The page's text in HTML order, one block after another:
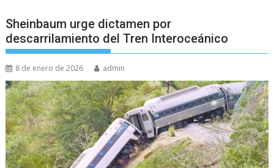
Sheinbaum urge dictamen por
descarrilamiento del Tren Interoceánico
8 de enero de 2026 admin